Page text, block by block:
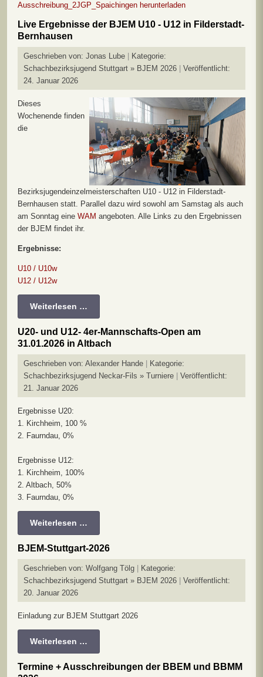
Ausschreibung_2JGP_Spaichingen herunterladen
Live Ergebnisse der BJEM U10 - U12 in Filderstadt-
Bernhausen
Geschrieben von: Jonas Lube
Kategorie:
Schachbezirksjugend Stuttgart » BJEM 2026
Veröffentlicht:
24. Januar 2026
Dieses
Wochenende finden
die
Bezirksjugendeinzelmeisterschaften U10 - U12 in Filderstadt-
Bernhausen statt. Parallel dazu wird sowohl am Samstag als auch
am Sonntag eine WAM angeboten. Alle Links zu den Ergebnissen
der BJEM findet ihr.
Ergebnisse:
U10 / U10w
U12 / U12w
Weiterlesen …
U20- und U12- 4er-Mannschafts-Open am
31.01.2026 in Altbach
Geschrieben von: Alexander Hande
Kategorie:
Schachbezirksjugend Neckar-Fils » Turniere
Veröffentlicht:
21. Januar 2026
Ergebnisse U20:
1. Kirchheim, 100 %
2. Faurndau, 0%
Ergebnisse U12:
1. Kirchheim, 100%
2. Altbach, 50%
3. Faurndau, 0%
Weiterlesen …
BJEM-Stuttgart-2026
Geschrieben von: Wolfgang Tölg
Kategorie:
Schachbezirksjugend Stuttgart » BJEM 2026
Veröffentlicht:
20. Januar 2026
Einladung zur BJEM Stuttgart 2026
Weiterlesen …
Termine + Ausschreibungen der BBEM und BBMM